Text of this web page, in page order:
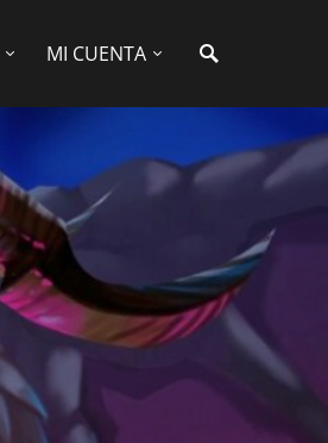
MI CUENTA